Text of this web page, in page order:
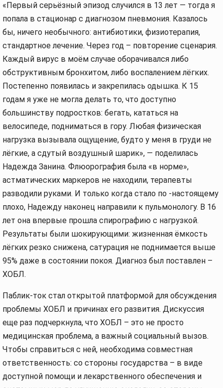
«Первый серьёзный эпизод случился в 13 лет — тогда я
попала в стационар с диагнозом пневмония. Казалось
бы, ничего необычного: антибиотики, физиотерапия,
стандартное лечение. Через год – повторение сценария.
Каждый вирус в моём случае оборачивался либо
обструктивным бронхитом, либо воспалением лёгких.
Постепенно появилась и закрепилась одышка. К 15
годам я уже не могла делать то, что доступно
большинству подростков: бегать, кататься на
велосипеде, подниматься в гору. Любая физическая
нагрузка вызывала ощущение, будто у меня в груди не
лёгкие, а сдутый воздушный шарик», — поделилась
Надежда Занина. Флюорография была «в норме»,
астматических маркеров не находили, терапевты
разводили руками. И только когда стало по -настоящему
плохо, Надежду наконец направили к пульмонологу. В 16
лет она впервые прошла спирографию с нагрузкой.
Результаты были шокирующими: жизненная ёмкость
лёгких резко снижена, сатурация не поднимается выше
95% даже в состоянии покоя. Диагноз был поставлен –
ХОБЛ.
Паблик-ток стал открытой платформой для обсуждения
проблемы ХОБЛ и причинах его развития. Дискуссия
еще раз подчеркнула, что ХОБЛ – это не просто
медицинская проблема, а важный социальный вызов.
Чтобы справиться с ней, необходима совместная
ответственность: со стороны государства – в виде
доступной помощи и лекарственного обеспечения и